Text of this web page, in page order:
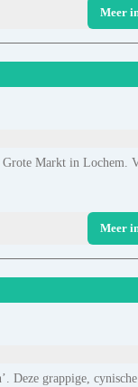
Meer
Markt in Lochem.
Meer
Deze grappige,